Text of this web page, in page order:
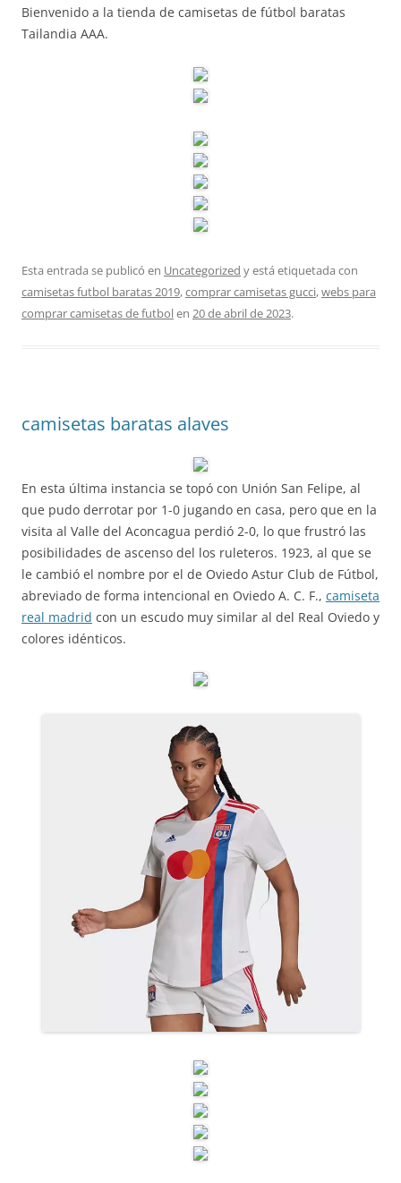
Bienvenido a la tienda de camisetas de fútbol baratas
Tailandia AAA.
Esta entrada se publicó en Uncategorized y está etiquetada con
camisetas futbol baratas 2019,comprar camisetas gucci,webs para
comprar camisetas de futbolen 20 de abril de 2023.
camisetas baratas alaves
En esta última instancia se topó con Unión San Felipe, al
que pudo derrotar por 1-0 jugando en casa, pero que en la
visita al Valle del Aconcagua perdió 2-0, lo que frustró las
posibilidades de ascenso del los ruleteros. 1923, al que se
le cambió el nombre por el de Oviedo Astur Club de Fútbol,
abreviado de forma intencional en Oviedo A. C. F., camiseta
real madrid con un escudo muy similar al del Real Oviedo y
colores idénticos.